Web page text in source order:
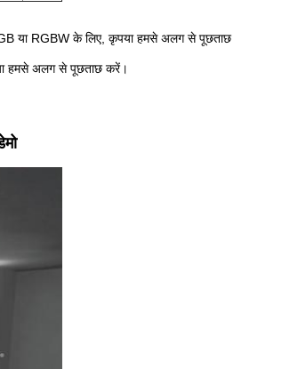
या RGBW के लिए, कृपया हमसे अलग से पूछताछ
हमसे अलग से पूछताछ करें।